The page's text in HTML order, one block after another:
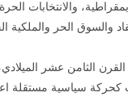
والانتخابات
والسوق الحر والملكية
القرن الثامن عشر
كحركة سياسية مستقلة